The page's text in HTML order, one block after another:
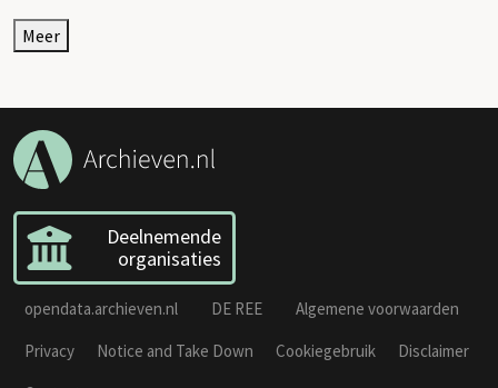
Meer
Deelnemende
organisaties
opendata.archieven.nl DE REE
Algemene voorwaarden
Privacy
Notice and Take Down Cookiegebruik
Disclaimer